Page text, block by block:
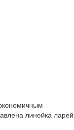
линейка ларей